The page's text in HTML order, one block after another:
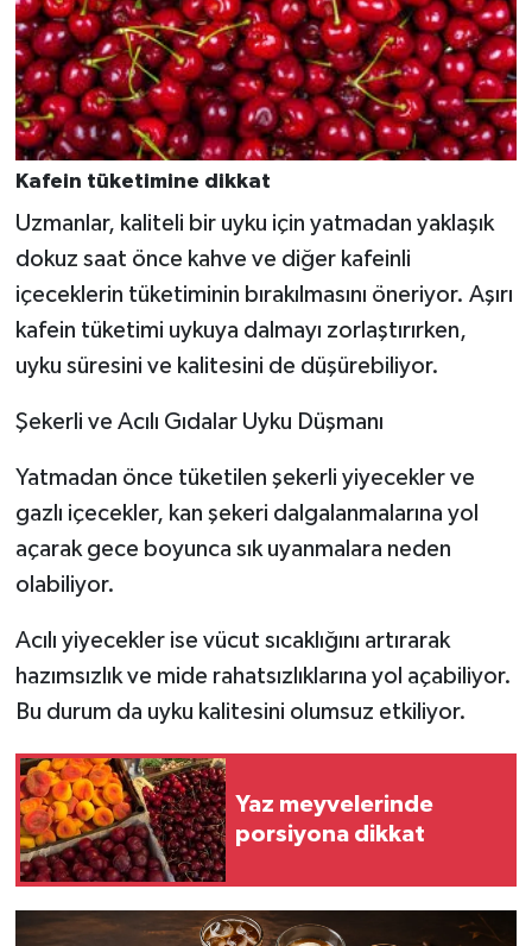
Kafein tüketimine dikkat
Uzmanlar, kaliteli bir uyku için yatmadan yaklaşık
dokuz saat önce kahve ve diğer kafeinli
içeceklerin tüketiminin bırakılmasını öneriyor. Aşırı
kafein tüketimi uykuya dalmayı zorlaştırırken,
uyku süresini ve kalitesini de düşürebiliyor.
Şekerli ve Acılı Gıdalar Uyku Düşmanı
Yatmadan önce tüketilen şekerli yiyecekler ve
gazlı içecekler, kan şekeri dalgalanmalarına yol
açarak gece boyunca sık uyanmalara neden
olabiliyor.
Acılı yiyecekler ise vücut sıcaklığını artırarak
hazımsızlık ve mide rahatsızlıklarına yol açabiliyor.
Bu durum da uyku kalitesini olumsuz etkiliyor.
Yaz meyvelerinde
porsiyona dikkat